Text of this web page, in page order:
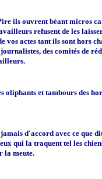
ils ouvrent béant micros
refusent de les
vos actes tant ils sont hors
des comités de
oliphants et tambours des
d'accord avec ce que
qui la traquent tel les
la meute.